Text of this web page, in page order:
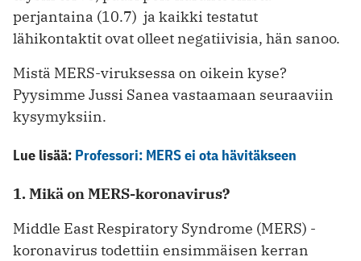
perjantaina (10.7) ja kaikki testatut
lähikontaktit ovat olleet negatiivisia, hän sanoo.
Mistä MERS-viruksessa on oikein kyse?
Pyysimme Jussi Sanea vastaamaan seuraaviin
kysymyksiin.
Lue lisää: Professori: MERS ei ota hävitäkseen
1. Mikä on MERS-koronavirus?
Middle East Respiratory Syndrome (MERS) -
koronavirus todettiin ensimmäisen kerran